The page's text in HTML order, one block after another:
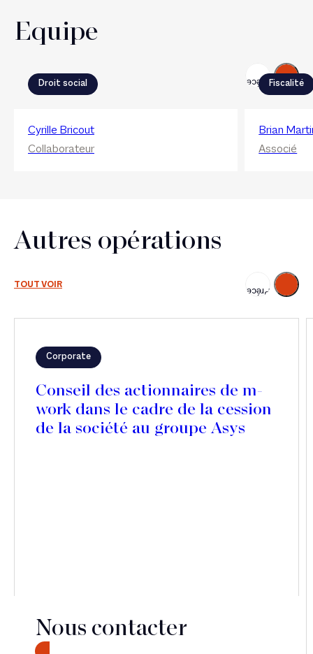
Equipe
Précédent
Suivant
Droit social
Cyrille Bricout
Collaborateur
Fiscalité
Brian
Associé
Autres opérations
TOUT VOIR
Précédent
Suivant
Corporate
Conseil des actionnaires de m-
work dans le cadre de la cession
de la société au groupe Asys
Nous contacter